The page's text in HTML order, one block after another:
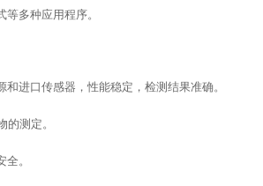
等多种应用程序。
进口传感器，性能稳定，检测结果准确。
的测定。
。